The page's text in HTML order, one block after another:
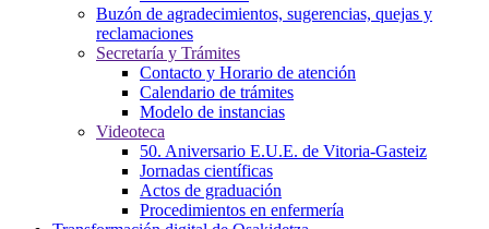
Buzón de agradecimientos, sugerencias, quejas y
reclamaciones
Secretaría y Trámites
Contacto y Horario de atención
Calendario de trámites
Modelo de instancias
Videoteca
50. Aniversario E.U.E. de Vitoria-Gasteiz
Jornadas científicas
Actos de graduación
Procedimientos en enfermería